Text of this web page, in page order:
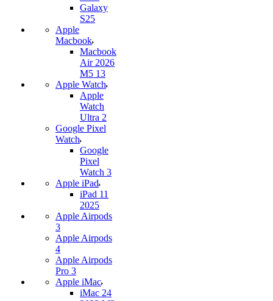
Galaxy
S25
Apple
Macbook
Macbook
Air 2026
M5 13
Apple Watch
Apple
Watch
Ultra 2
Google Pixel
Watch
Google
Pixel
Watch 3
Apple iPad
iPad 11
2025
Apple Airpods
3
Apple Airpods
4
Apple Airpods
Pro 3
Apple iMac
iMac 24